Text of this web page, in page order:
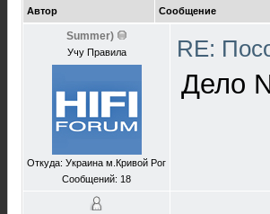
Автор Сообщение
Summer)
Учу Правила
Откуда: Украина м.Кривой Рог
Сообщений: 18
RE:
Дело